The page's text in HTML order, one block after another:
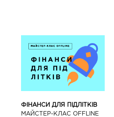
ФІНАНСИ ДЛЯ ПІДЛІТКІВ
МАЙCТЕР-КЛАС OFFLINE